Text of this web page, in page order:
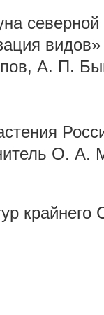
северной
А. П.
О. А.